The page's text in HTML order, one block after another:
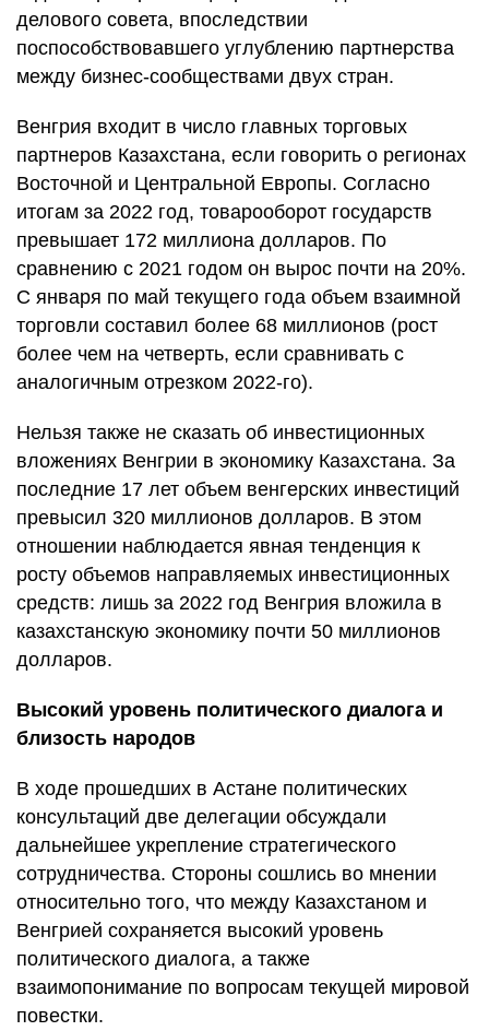
делового совета, впоследствии
поспособствовавшего углублению партнерства
между бизнес-сообществами двух стран.
Венгрия входит в число главных торговых
партнеров Казахстана, если говорить о регионах
Восточной и Центральной Европы. Согласно
итогам за 2022 год, товарооборот государств
превышает 172 миллиона долларов. По
сравнению с 2021 годом он вырос почти на 20%.
С января по май текущего года объем взаимной
торговли составил более 68 миллионов (рост
более чем на четверть, если сравнивать с
аналогичным отрезком 2022-го).
Нельзя также не сказать об инвестиционных
вложениях Венгрии в экономику Казахстана. За
последние 17 лет объем венгерских инвестиций
превысил 320 миллионов долларов. В этом
отношении наблюдается явная тенденция к
росту объемов направляемых инвестиционных
средств: лишь за 2022 год Венгрия вложила в
казахстанскую экономику почти 50 миллионов
долларов.
Высокий уровень политического диалога и
близость народов
В ходе прошедших в Астане политических
консультаций две делегации обсуждали
дальнейшее укрепление стратегического
сотрудничества. Стороны сошлись во мнении
относительно того, что между Казахстаном и
Венгрией сохраняется высокий уровень
политического диалога, а также
взаимопонимание по вопросам текущей мировой
повестки.